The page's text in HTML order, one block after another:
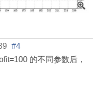
#4
的不同参数后，